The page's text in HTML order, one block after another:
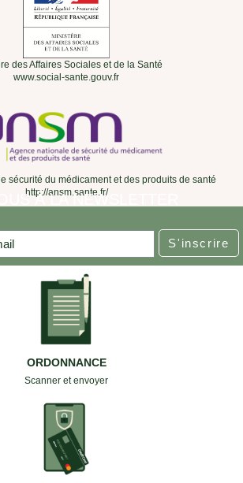
des Affaires Sociales et de la Santé
www.social-sante.gouv.fr
sécurité du médicament et des produits de santé
http://ansm.sante.fr/
À LA NEWSLETTER
S'inscrire
ORDONNANCE
Scanner et envoyer